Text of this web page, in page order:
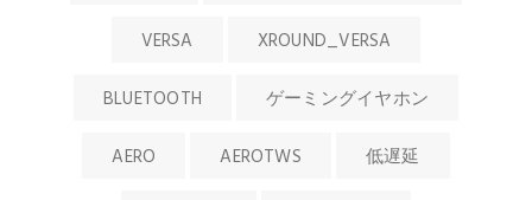
VERSA XROUND_VERSA
BLUETOOTH ゲーミングイヤホン
AERO AEROTWS 低遅延